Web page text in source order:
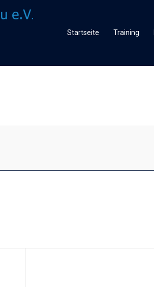
Startseite Training